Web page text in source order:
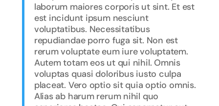
laborum maiores corporis ut sint. Et est
est incidunt ipsum nesciunt
voluptatibus. Necessitatibus
repudiandae porro fuga sit. Non est
rerum voluptate eum iure voluptatem.
Autem totam eos ut qui nihil. Omnis
voluptas quasi doloribus iusto culpa
placeat. Vero optio sit quia optio omnis.
Alias ab harum rerum nihil quo